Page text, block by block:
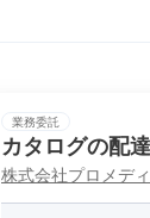
業務委託
カタログの配
株式会社プロメデ